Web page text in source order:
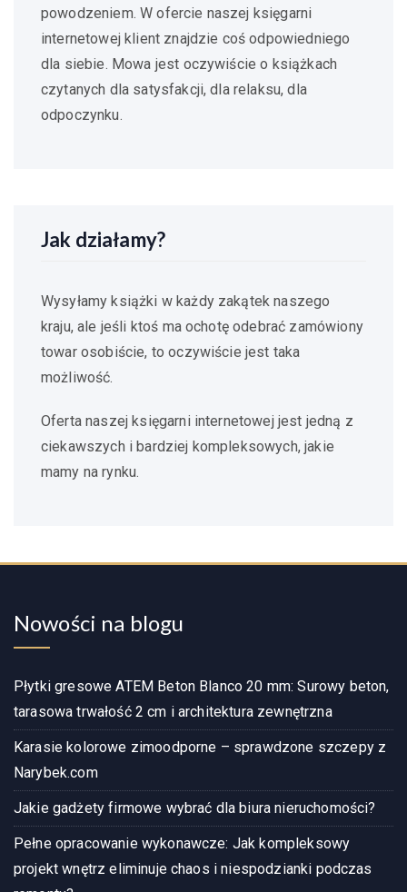
powodzeniem. W ofercie naszej księgarni
internetowej klient znajdzie coś odpowiedniego
dla siebie. Mowa jest oczywiście o książkach
czytanych dla satysfakcji, dla relaksu, dla
odpoczynku.
Jak działamy?
Wysyłamy książki w każdy zakątek naszego
kraju, ale jeśli ktoś ma ochotę odebrać zamówiony
towar osobiście, to oczywiście jest taka
możliwość.
Oferta naszej księgarni internetowej jest jedną z
ciekawszych i bardziej kompleksowych, jakie
mamy na rynku.
Nowości na blogu
Płytki gresowe ATEM Beton Blanco 20 mm: Surowy beton,
tarasowa trwałość 2 cm i architektura zewnętrzna
Karasie kolorowe zimoodporne – sprawdzone szczepy z
Narybek.com
Jakie gadżety firmowe wybrać dla biura nieruchomości?
Pełne opracowanie wykonawcze: Jak kompleksowy
projekt wnętrz eliminuje chaos i niespodzianki podczas